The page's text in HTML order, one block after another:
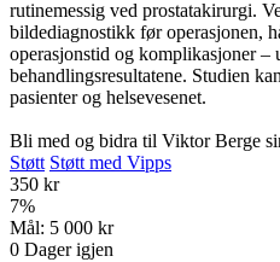
rutinemessig ved prostatakirurgi.
bildediagnostikk før operasjonen,
operasjonstid og komplikasjoner –
behandlingsresultatene. Studien
pasienter og helsevesenet.
Bli med og bidra til Viktor Berge
Støtt Støtt med Vipps
350 kr
7%
Mål: 5 000 kr
0 Dager igjen